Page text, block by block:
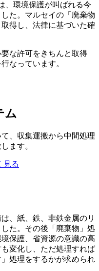
、環境保護が叫ばれる今
た。マルセイの「廃棄物
得し、法律に基づいた確
な許可をきちんと取得
なっています。
ム
、収集運搬から中間処理
ます。
見る
、紙、鉄、非鉄金属のリ
た。その後「廃棄物」処
保護、省資源の意識の高
変化し、ただ処理すれば
処理をするかが求められ